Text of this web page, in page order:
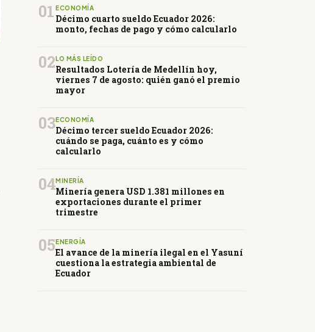
01 ECONOMÍA
Décimo cuarto sueldo Ecuador 2026:
monto, fechas de pago y cómo calcularlo
02 LO MÁS LEÍDO
Resultados Lotería de Medellín hoy,
viernes 7 de agosto: quién ganó el premio
mayor
03ECONOMÍA
Décimo tercer sueldo Ecuador 2026:
cuándo se paga, cuánto es y cómo
calcularlo
04MINERÍA
Minería genera USD 1.381 millones en
exportaciones durante el primer
trimestre
05 ENERGÍA
El avance de la minería ilegal en el Yasuní
cuestiona la estrategia ambiental de
Ecuador